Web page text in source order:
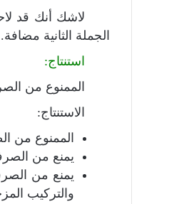
لاشك أنك قد
الجملة الثانية مضافة.
استنتاج:
الممنوع من
الاستنتاج:
الممنوع من
يمنع من
يمنع من
والتركيب